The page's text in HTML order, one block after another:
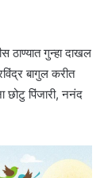
ठाण्यात गुन्हा दाखल
बागुल करीत
छोटु पिंजारी, ननंद